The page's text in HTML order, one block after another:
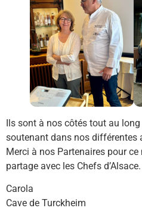
Ils sont à nos côtés tout au long
soutenant dans nos différentes
Merci à nos Partenaires pour ce
partage avec les Chefs d’Alsace.
Carola
Cave de Turckheim